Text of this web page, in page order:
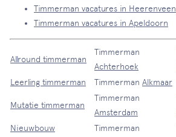
Timmerman vacatures in Heerenveen
Timmerman vacatures in Apeldoorn
Allround timmerman
Timmerman
Achterhoek
Leerling timmerman
Timmerman Alkmaar
Mutatie timmerman
Timmerman
Amsterdam
Nieuwbouw
Timmerman